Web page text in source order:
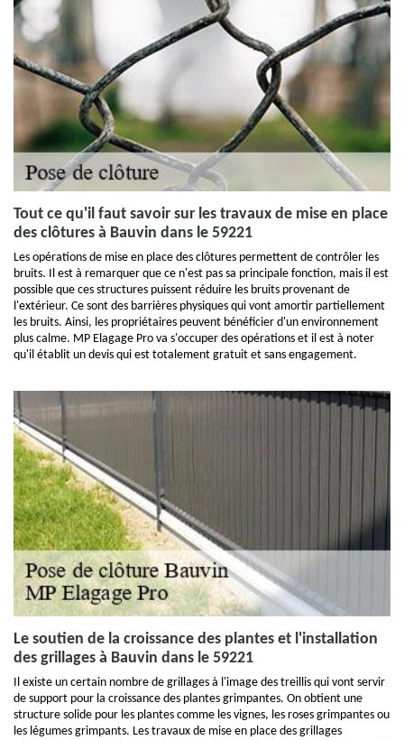
Tout ce qu'il faut savoir sur les travaux de mise en place
des clôtures à Bauvin dans le 59221
Les opérations de mise en place des clôtures permettent de contrôler les
bruits. Il est à remarquer que ce n'est pas sa principale fonction, mais il est
possible que ces structures puissent réduire les bruits provenant de
l'extérieur. Ce sont des barrières physiques qui vont amortir partiellement
les bruits. Ainsi, les propriétaires peuvent bénéficier d'un environnement
plus calme. MP Elagage Pro va s'occuper des opérations et il est à noter
qu'il établit un devis qui est totalement gratuit et sans engagement.
Le soutien de la croissance des plantes et l'installation
des grillages à Bauvin dans le 59221
Il existe un certain nombre de grillages à l'image des treillis qui vont servir
de support pour la croissance des plantes grimpantes. On obtient une
structure solide pour les plantes comme les vignes, les roses grimpantes ou
les légumes grimpants. Les travaux de mise en place des grillages